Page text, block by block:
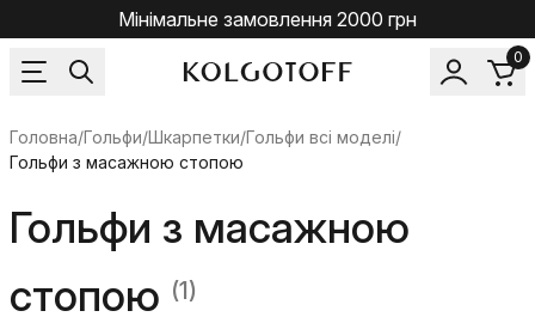
Мінімальне замовлення 2000 грн
0
Головна/Гольфи/Шкарпетки/Гольфи всі моделі/
Гольфи з масажною стопою
Гольфи з масажною
стопою (1)